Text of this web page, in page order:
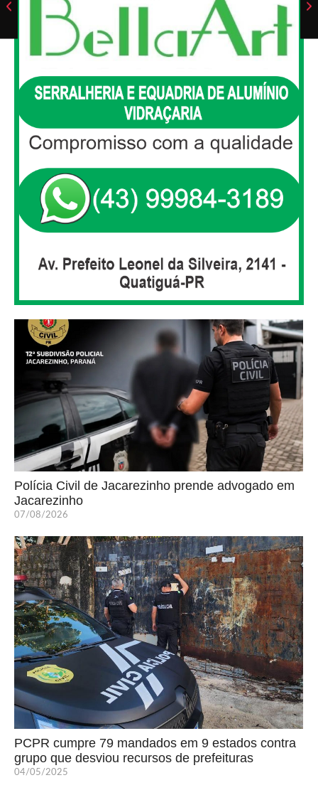
Polícia Civil de Jacarezinho prende advogado em
Jacarezinho
07/08/2026
PCPR cumpre 79 mandados em 9 estados contra
grupo que desviou recursos de prefeituras
04/05/2025